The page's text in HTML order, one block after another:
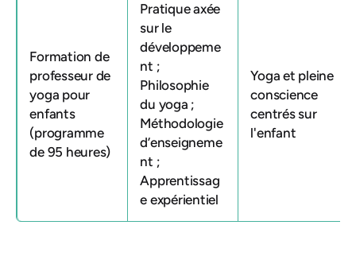
Formation de
professeur de
yoga pour
enfants
(programme
de 95 heures)
Pratique axée
sur le
développeme
nt ;
Philosophie
du yoga ;
Méthodologie
d’enseigneme
nt ;
Apprentissag
e expérientiel
Yoga et pleine
conscience
centrés sur
l'enfant